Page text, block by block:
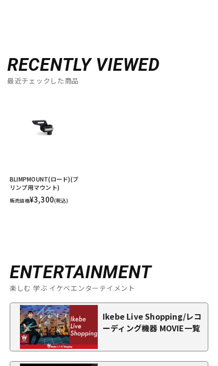
RECENTLY VIEWED
最近チェックした商品
BLIMPMOUNT(ロード)(ブ
リンプ用マウント)
販売価格¥3,300(税込)
ENTERTAINMENT
楽しむ 学ぶ イケベエンターテイメント
Ikebe Live Shopping/レコ
ーディング機器 MOVIE一覧